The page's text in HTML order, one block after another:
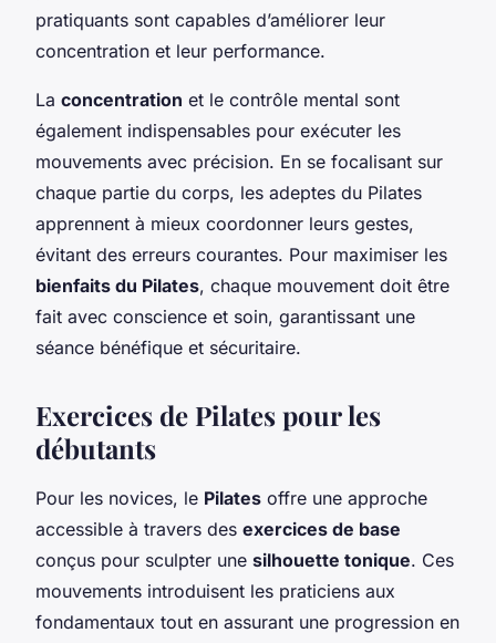
pratiquants sont capables d’améliorer leur
concentration et leur performance.
La concentration et le contrôle mental sont
également indispensables pour exécuter les
mouvements avec précision. En se focalisant sur
chaque partie du corps, les adeptes du Pilates
apprennent à mieux coordonner leurs gestes,
évitant des erreurs courantes. Pour maximiser les
bienfaits du Pilates, chaque mouvement doit être
fait avec conscience et soin, garantissant une
séance bénéfique et sécuritaire.
Exercices de Pilates pour les
débutants
Pour les novices, le Pilates offre une approche
accessible à travers des exercices de base
conçus pour sculpter une silhouette tonique. Ces
mouvements introduisent les praticiens aux
fondamentaux tout en assurant une progression en